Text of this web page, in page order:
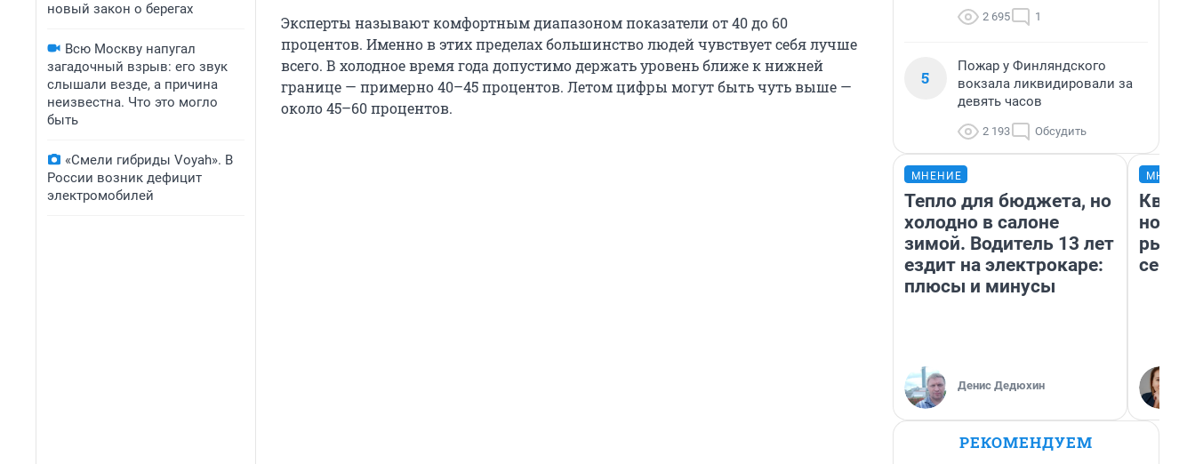
новый закон о берегах
Всю Москву напугал
загадочный взрыв: его звук
слышали везде, а причина
неизвестна. Что это могло
быть
«Смели гибриды Voyah». В
России возник дефицит
электромобилей
Эксперты называют комфортным диапазоном показатели от 40 до 60
процентов. Именно в этих пределах большинство людей чувствует себя лучше
всего. В холодное время года допустимо держать уровень ближе к нижней
границе — примерно 40–45 процентов. Летом цифры могут быть чуть выше —
около 45–60 процентов.
2 695 1
5
Пожар у Финляндского
вокзала ликвидировали за
девять часов
2 193 Обсудить
МНЕНИЕ
Тепло для бюджета, но
холодно в салоне
зимой. Водитель 13 лет
ездит на электрокаре:
плюсы и минусы
Денис Дедюхин
но
РЕКОМЕНДУЕМ